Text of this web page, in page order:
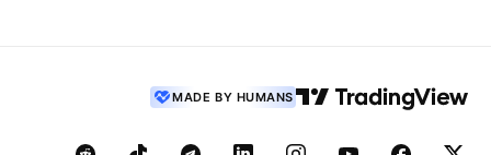
MADE BY HUMANS